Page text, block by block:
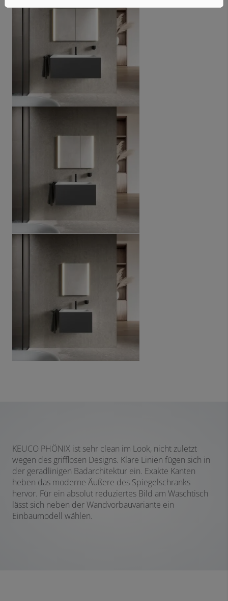
KEUCO PHÖNIX ist sehr clean im Look, nicht zuletzt
wegen des grifflosen Designs. Klare Linien fügen sich in
der geradlinigen Badarchitektur ein. Exakte Kanten
heben das moderne Äußere des Spiegelschranks
hervor. Für ein absolut reduziertes Bild am Waschtisch
lässt sich neben der Wandvorbauvariante ein
Einbaumodell wählen.